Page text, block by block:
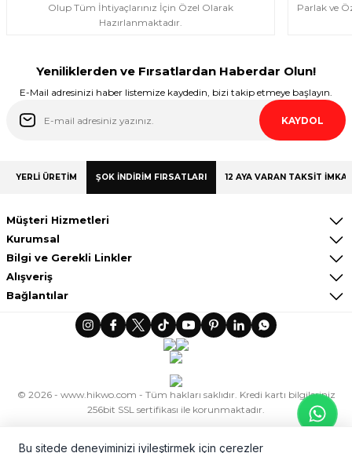
Olup Tüm İhtiyaçlarınız İçin Özel Olarak
Hazırlanmaktadır.
Parlak ve
Yeniliklerden ve Fırsatlardan Haberdar Olun!
E-Mail adresinizi haber listemize kaydedin, bizi takip etmeye başlayın.
KAYDOL
YERLİ ÜRETİM ŞOK İNDİRİM FIRSATLARI 12 AYA VARAN TAKSİT
Müşteri Hizmetleri
Kurumsal
Bilgi ve Gerekli Linkler
Alışveriş
Bağlantılar
© 2026 - www.hikwo.com - Tüm hakları saklıdır. Kredi kartı bilgileriniz
256bit SSL sertifikası ile korunmaktadır.
ticaret